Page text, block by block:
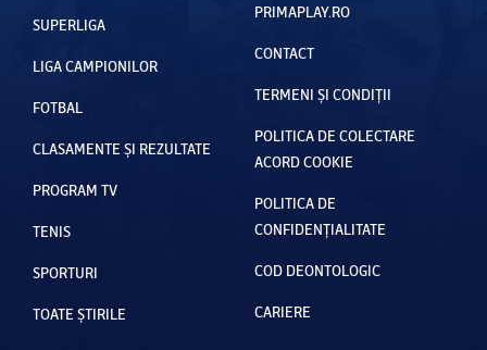
SUPERLIGA
LIGA CAMPIONILOR
FOTBAL
CLASAMENTE ȘI REZULTATE
PROGRAM TV
TENIS
SPORTURI
TOATE ȘTIRILE
PRIMAPLAY.RO
CONTACT
TERMENI ȘI CONDIȚII
POLITICA DE COLECTARE
ACORD COOKIE
POLITICA DE
CONFIDENȚIALITATE
COD DEONTOLOGIC
CARIERE